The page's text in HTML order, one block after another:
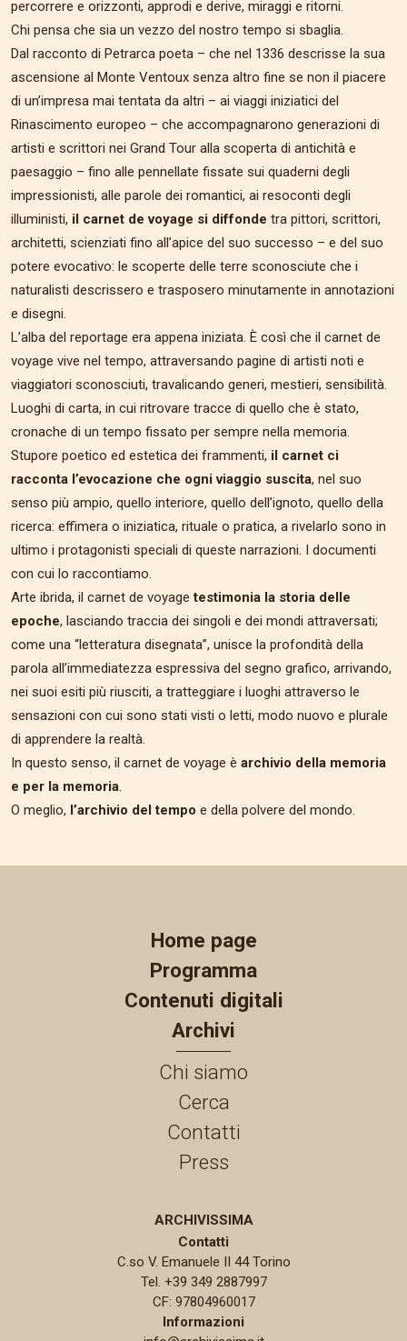
percorrere e orizzonti, approdi e derive, miraggi e ritorni.
Chi pensa che sia un vezzo del nostro tempo si sbaglia.
Dal racconto di Petrarca poeta – che nel 1336 descrisse la sua
ascensione al Monte Ventoux senza altro fine se non il piacere
di un’impresa mai tentata da altri – ai viaggi iniziatici del
Rinascimento europeo – che accompagnarono generazioni di
artisti e scrittori nei Grand Tour alla scoperta di antichità e
paesaggio – fino alle pennellate fissate sui quaderni degli
impressionisti, alle parole dei romantici, ai resoconti degli
illuministi, il carnet de voyage si diffonde tra pittori, scrittori,
architetti, scienziati fino all’apice del suo successo – e del suo
potere evocativo: le scoperte delle terre sconosciute che i
naturalisti descrissero e trasposero minutamente in annotazioni
e disegni.
L’alba del reportage era appena iniziata. È così che il carnet de
voyage vive nel tempo, attraversando pagine di artisti noti e
viaggiatori sconosciuti, travalicando generi, mestieri, sensibilità.
Luoghi di carta, in cui ritrovare tracce di quello che è stato,
cronache di un tempo fissato per sempre nella memoria.
Stupore poetico ed estetica dei frammenti, il carnet ci
racconta l’evocazione che ogni viaggio suscita, nel suo
senso più ampio, quello interiore, quello dell’ignoto, quello della
ricerca: effimera o iniziatica, rituale o pratica, a rivelarlo sono in
ultimo i protagonisti speciali di queste narrazioni. I documenti
con cui lo raccontiamo.
Arte ibrida, il carnet de voyagetestimonia la storia delle
epoche, lasciando traccia dei singoli e dei mondi attraversati;
come una “letteratura disegnata”, unisce la profondità della
parola all’immediatezza espressiva del segno grafico, arrivando,
nei suoi esiti più riusciti, a tratteggiare i luoghi attraverso le
sensazioni con cui sono stati visti o letti, modo nuovo e plurale
di apprendere la realtà.
In questo senso, il carnet de voyage è archivio della memoria
e per la memoria.
O meglio, l’archivio del tempo e della polvere del mondo.
Home page
Programma
Contenuti digitali
Archivi
Chi siamo
Cerca
Contatti
Press
ARCHIVISSIMA
Contatti
C.so V. Emanuele II 44 Torino
Tel. +39 349 2887997
CF: 97804960017
Informazioni